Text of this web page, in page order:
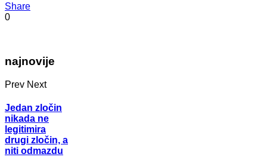
Share
0
najnovije
Prev Next
Jedan zločin
nikada ne
legitimira
drugi zločin, a
niti odmazdu